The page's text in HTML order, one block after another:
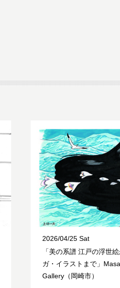
2026/04/25 Sat
「美の系譜 江戸の浮世
ガ・イラストまで」
Gallery（岡崎市）